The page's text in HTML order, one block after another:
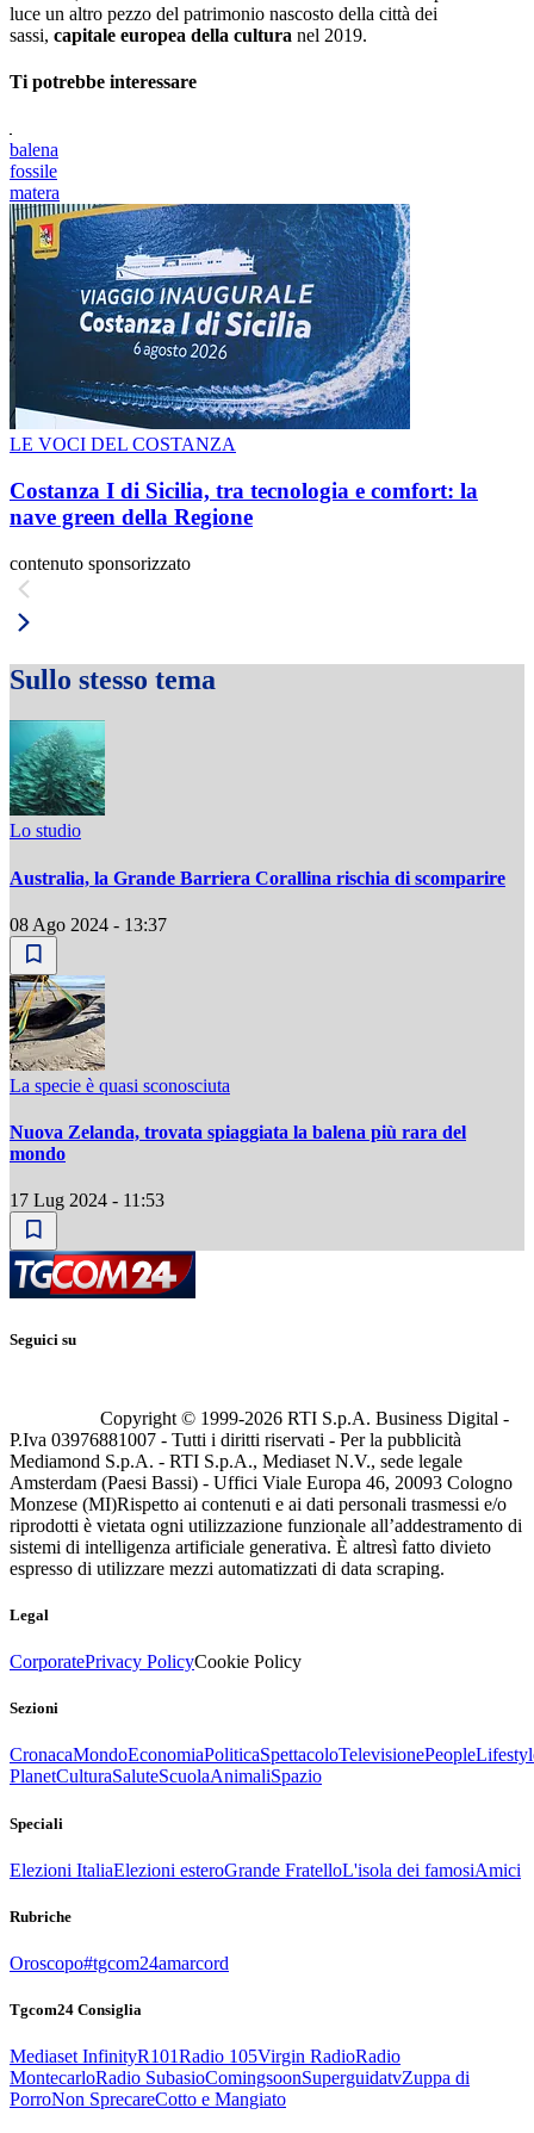
luce un altro pezzo del patrimonio nascosto della città dei
sassi, capitale europea della cultura nel 2019.
Ti potrebbe interessare
balena
fossile
matera
LE VOCI DEL COSTANZA
Costanza I di Sicilia, tra tecnologia e comfort: la
nave green della Regione
contenuto sponsorizzato
Sullo stesso tema
Lo studio
Australia, la Grande Barriera Corallina rischia di scomparire
08 Ago 2024 - 13:37
La specie è quasi sconosciuta
Nuova Zelanda, trovata spiaggiata la balena più rara del
mondo
17 Lug 2024 - 11:53
Seguici su
Copyright © 1999-2026 RTI S.p.A. Business Digital -
P.Iva 03976881007 - Tutti i diritti riservati - Per la pubblicità
Mediamond S.p.A. - RTI S.p.A., Mediaset N.V., sede legale
Amsterdam (Paesi Bassi) - Uffici Viale Europa 46, 20093 Cologno
Monzese (MI)Rispetto ai contenuti e ai dati personali trasmessi e/o
riprodotti è vietata ogni utilizzazione funzionale all’addestramento di
sistemi di intelligenza artificiale generativa. È altresì fatto divieto
espresso di utilizzare mezzi automatizzati di data scraping.
Legal
CorporatePrivacy PolicyCookie Policy
Sezioni
CronacaMondoEconomiaPoliticaSpettacoloTelevisionePeople
PlanetCulturaSaluteScuolaAnimaliSpazio
Speciali
Elezioni ItaliaElezioni esteroGrande FratelloL'isola dei famosiAmici
Rubriche
Oroscopo#tgcom24amarcord
Tgcom24 Consiglia
Mediaset InfinityR101Radio 105Virgin RadioRadio
MontecarloRadio SubasioComingsoonSuperguidatvZuppa di
PorroNon SprecareCotto e Mangiato